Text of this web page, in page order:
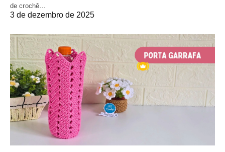
de crochê…
3 de dezembro de 2025